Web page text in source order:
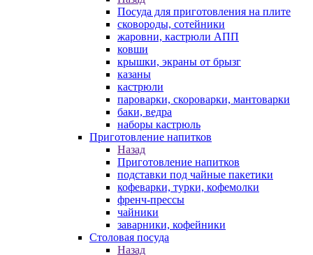
Посуда для приготовления на плите
сковороды, сотейники
жаровни, кастрюли АПП
ковши
крышки, экраны от брызг
казаны
кастрюли
пароварки, скороварки, мантоварки
баки, ведра
наборы кастрюль
Приготовление напитков
Назад
Приготовление напитков
подставки под чайные пакетики
кофеварки, турки, кофемолки
френч-прессы
чайники
заварники, кофейники
Столовая посуда
Назад